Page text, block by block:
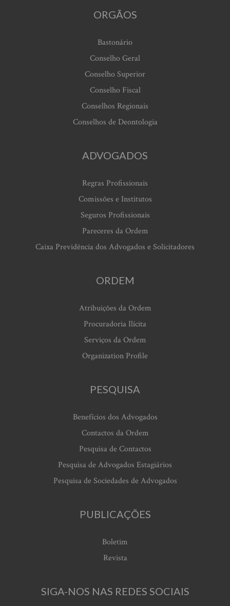
ORGÃOS
Bastonário
Conselho Geral
Conselho Superior
Conselho Fiscal
Conselhos Regionais
Conselhos de Deontologia
ADVOGADOS
Regras Profissionais
Comissões e Institutos
Seguros Profissionais
Pareceres da Ordem
Caixa Previdência dos Advogados e Solicitadores
ORDEM
Atribuições da Ordem
Procuradoria Ilícita
Serviços da Ordem
Organization Profile
PESQUISA
Benefícios dos Advogados
Contactos da Ordem
Pesquisa de Contactos
Pesquisa de Advogados Estagiários
Pesquisa de Sociedades de Advogados
PUBLICAÇÕES
Boletim
Revista
SIGA-NOS NAS REDES SOCIAIS